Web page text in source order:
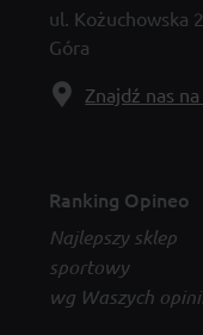
ul. Kożuchowska
Góra
Znajdź nas
Ranking Opineo
Najlepszy sklep
sportowy
wg Waszych